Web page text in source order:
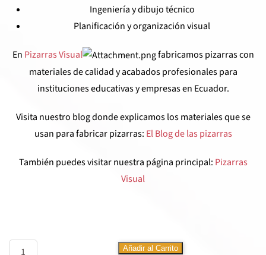
Ingeniería y dibujo técnico
Planificación y organización visual
En Pizarras Visual
fabricamos pizarras con
materiales de calidad y acabados profesionales para
instituciones educativas y empresas en Ecuador.
Visita nuestro blog donde explicamos los materiales que se
usan para fabricar pizarras: El Blog de las pizarras
También puedes visitar nuestra página principal: Pizarras
Visual
Fórmica
Añadir al Carrito